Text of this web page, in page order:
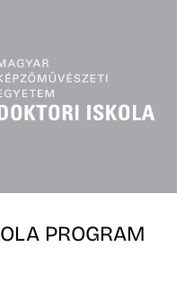
PROGRAM